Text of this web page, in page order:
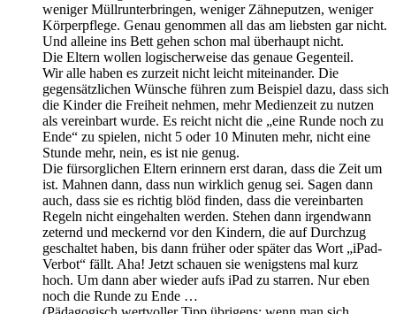
weniger Müllrunterbringen, weniger Zähneputzen, weniger
Körperpflege. Genau genommen all das am liebsten gar nicht.
Und alleine ins Bett gehen schon mal überhaupt nicht.
Die Eltern wollen logischerweise das genaue Gegenteil.
Wir alle haben es zurzeit nicht leicht miteinander. Die
gegensätzlichen Wünsche führen zum Beispiel dazu, dass sich
die Kinder die Freiheit nehmen, mehr Medienzeit zu nutzen
als vereinbart wurde. Es reicht nicht die „eine Runde noch zu
Ende“ zu spielen, nicht 5 oder 10 Minuten mehr, nicht eine
Stunde mehr, nein, es ist nie genug.
Die fürsorglichen Eltern erinnern erst daran, dass die Zeit um
ist. Mahnen dann, dass nun wirklich genug sei. Sagen dann
auch, dass sie es richtig blöd finden, dass die vereinbarten
Regeln nicht eingehalten werden. Stehen dann irgendwann
zeternd und meckernd vor den Kindern, die auf Durchzug
geschaltet haben, bis dann früher oder später das Wort „iPad-
Verbot“ fällt. Aha! Jetzt schauen sie wenigstens mal kurz
hoch. Um dann aber wieder aufs iPad zu starren. Nur eben
noch die Runde zu Ende …